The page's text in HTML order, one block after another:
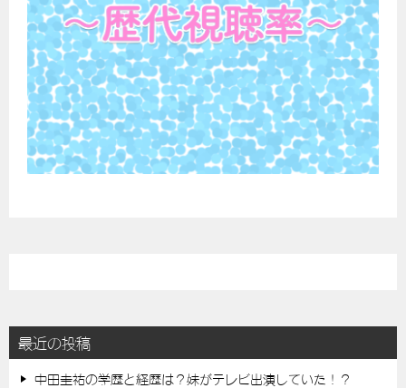
最近の投稿
中田圭祐の学歴と経歴は？妹がテレビ出演していた！？